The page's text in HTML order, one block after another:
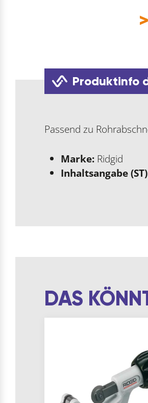
Produktinfo
Passend zu
Marke: Ridgid
Inhaltsangabe
DAS